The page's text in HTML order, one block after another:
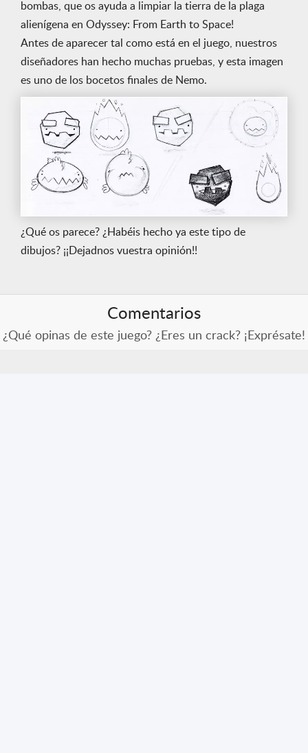
bombas, que os ayuda a limpiar la tierra de la plaga
alienígena en Odyssey: From Earth to Space!
Antes de aparecer tal como está en el juego, nuestros
diseñadores han hecho muchas pruebas, y esta imagen
es uno de los bocetos finales de Nemo.
¿Qué os parece? ¿Habéis hecho ya este tipo de
dibujos? ¡¡Dejadnos vuestra opinión!!
Comentarios
¿Qué opinas de este juego? ¿Eres un crack? ¡Exprésate!